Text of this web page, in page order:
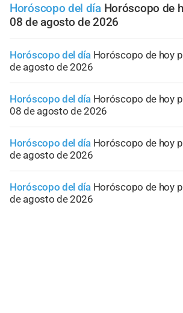
Horóscopo del día Horóscopo de
08 de agosto de 2026
Horóscopo del día Horóscopo de hoy
de agosto de 2026
Horóscopo del día Horóscopo de hoy
08 de agosto de 2026
Horóscopo del día Horóscopo de hoy
de agosto de 2026
Horóscopo del día Horóscopo de hoy
de agosto de 2026